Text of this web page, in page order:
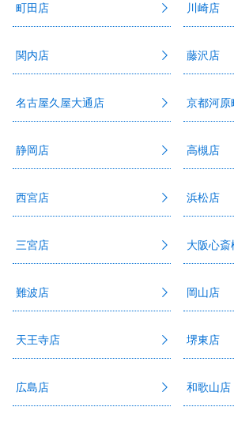
町田店 川崎店
関内店 藤沢店
名古屋久屋大通店 京都河原
静岡店 高槻店
西宮店 浜松店
三宮店 大阪心斎
難波店 岡山店
天王寺店 堺東店
広島店 和歌山店